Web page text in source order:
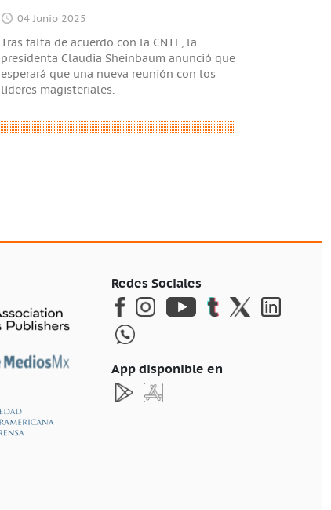
04 Junio 2025
Tras falta de acuerdo con la CNTE, la
presidenta Claudia Sheinbaum anunció que
esperará que una nueva reunión con los
líderes magisteriales.
Redes Sociales
App disponible en